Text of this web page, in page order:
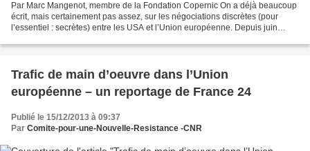
Par Marc Mangenot, membre de la Fondation Copernic On a déjà beaucoup
écrit, mais certainement pas assez, sur les négociations discrètes (pour
l’essentiel : secrètes) entre les USA et l’Union européenne. Depuis juin
Trafic de main d’oeuvre dans l’Union
européenne – un reportage de France 24
Publié le 15/12/2013 à 09:37
Par Comite-pour-une-Nouvelle-Resistance -CNR